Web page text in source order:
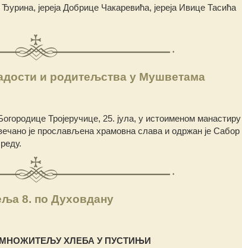
јереја Добрице Чакаревића, јереја Ивице Тасића
и родитељства у Мушветама
Тројеручице, 25. јула, у истоименом манастиру
је прослављена храмовна слава и одржан је Сабор
8. по Духовдану
ХЛЕБА У ПУСТИЊИ